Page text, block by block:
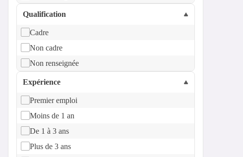
Qualification
Cadre
Non cadre
Non renseignée
Expérience
Premier emploi
Moins de 1 an
De 1 à 3 ans
Plus de 3 ans